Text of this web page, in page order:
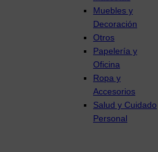
Muebles y
Decoración
Otros
Papelería y
Oficina
Ropa y
Accesorios
Salud y Cuidado
Personal